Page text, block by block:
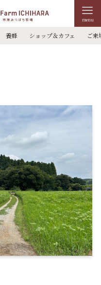
menu
養蜂 ショップ＆カフェ ご来